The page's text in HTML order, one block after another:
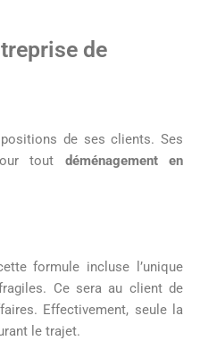
de
de ses clients. Ses
tout déménagement en
formule incluse l’unique
Ce sera au client de
Effectivement, seule la
le trajet.